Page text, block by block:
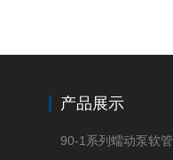
产品展示
90-1系列蠕动泵软管